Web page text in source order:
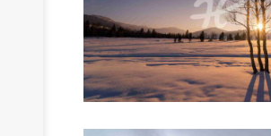
WIR DRUCKEN